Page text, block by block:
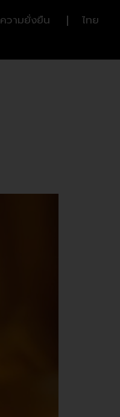
ความยั่งยืน ไทย